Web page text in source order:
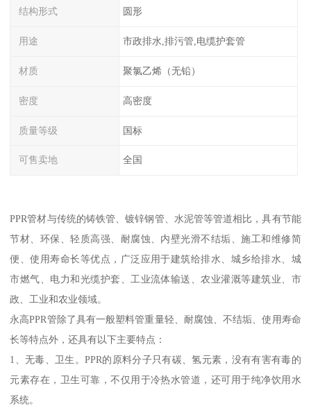
结构形式 圆形
用途 市政排水,排污管,电缆护套管
材质 聚氯乙烯（无铅）
密度 高密度
质量等级 国标
可售卖地 全国
PPR管材与传统的铸铁管、镀锌钢管、水泥管等管道相比，具有节能
节材、环保、轻质高强、耐腐蚀、内壁光滑不结垢、施工和维修简
便、使用寿命长等优点，广泛应用于建筑给排水、城乡给排水、城
市燃气、电力和光缆护套、工业流体输送、农业灌溉等建筑业、市
政、工业和农业领域。
永高PPR管除了具有一般塑料管重量轻、耐腐蚀、不结垢、使用寿命
长等特点外，还具有以下主要特点：
1、无毒、卫生。PPR的原料分子只有碳、氢元素，没有有害有毒的
元素存在，卫生可靠，不仅用于冷热水管道，还可用于纯净饮用水
系统。